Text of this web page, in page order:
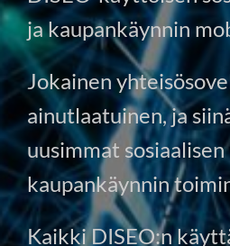
ja kaupankäynnin
Jokainen
ainutlaatuinen, ja
uusimmat
kaupankäynnin
Kaikki DISEO:n